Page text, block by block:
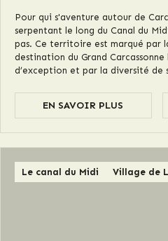
Pour qui s'aventure autour de
serpentant le long du Canal du
pas. Ce territoire est marqué par
destination du Grand
d’exception et par la diversité de
EN SAVOIR PLUS
Le canal du Midi Village de